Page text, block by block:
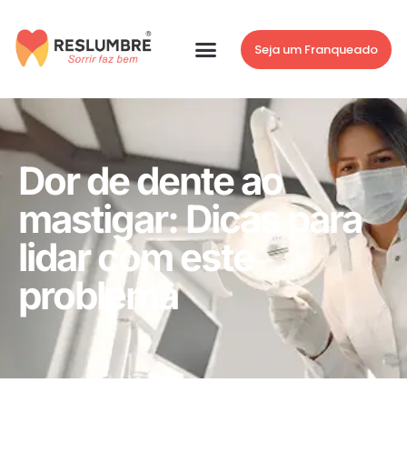
Seja um Franqueado
Dor de dente ao
mastigar: Dicas para
lidar com este
problema